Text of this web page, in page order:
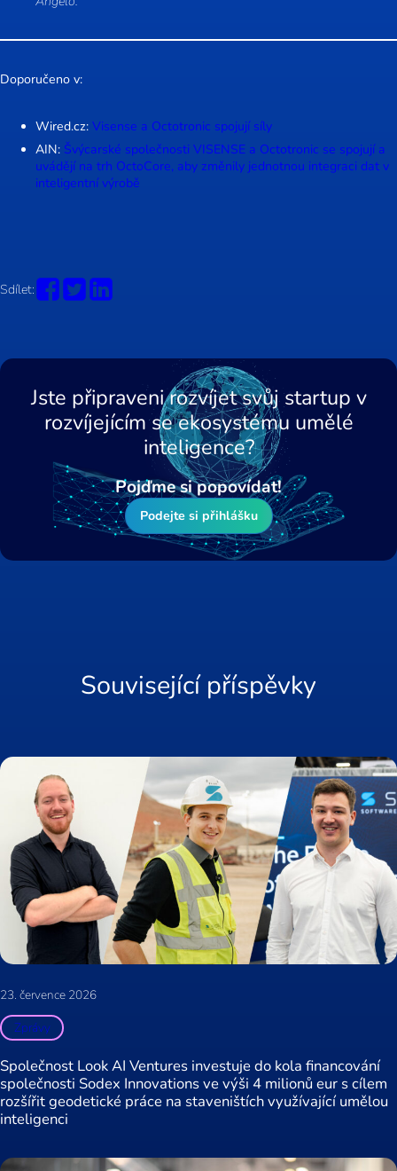
Jste připraveni rozvíjet svůj startup v
rozvíjejícím se ekosystému umělé
inteligence?
Pojďme si popovídat!
Podejte si přihlášku
Doporučeno v:
Wired.cz: Visense a Octotronic spojují síly
AIN: Švýcarské společnosti VISENSE a Octotronic se spojují a
uvádějí na trh OctoCore, aby změnily jednotnou integraci dat v
inteligentní výrobě
Sdílet:
Související příspěvky
23. července 2026
Zprávy
Společnost Look AI Ventures investuje do kola financování
společnosti Sodex Innovations ve výši 4 milionů eur s cílem
rozšířit geodetické práce na staveništích využívající umělou
inteligenci